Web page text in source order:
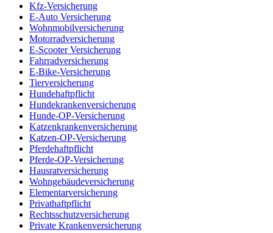
Kfz-Versicherung
E-Auto Versicherung
Wohnmobilversicherung
Motorradversicherung
E-Scooter Versicherung
Fahrradversicherung
E-Bike-Versicherung
Tierversicherung
Hundehaftpflicht
Hundekrankenversicherung
Hunde-OP-Versicherung
Katzenkrankenversicherung
Katzen-OP-Versicherung
Pferdehaftpflicht
Pferde-OP-Versicherung
Hausratversicherung
Wohngebäudeversicherung
Elementarversicherung
Privathaftpflicht
Rechtsschutzversicherung
Private Krankenversicherung